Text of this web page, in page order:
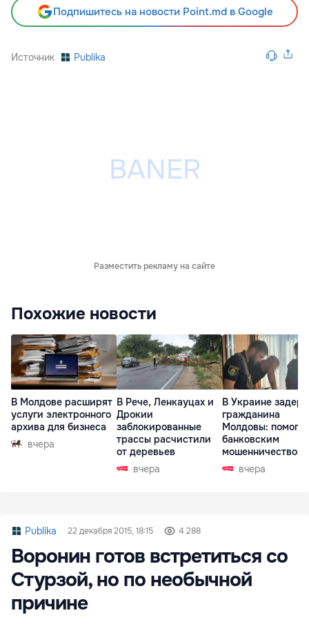
Подпишитесь на новости Point.md в Google
Источник Publika
Разместить рекламу на сайте
Похожие новости
В Молдове расширят
услуги электронного
архива для бизнеса
вчера
В Рече, Ленкауцах и
Дрокии
заблокированные
трассы расчистили
от деревьев
вчера
В Украине
гражданина
Молдовы:
банковским
мошенничеством
Чехиивчера
Publika 22 декабря 2015, 18:15 4 288
Воронин готов встретиться со
Стурзой, но по необычной
причине